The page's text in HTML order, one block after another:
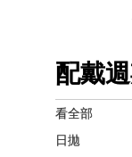
配戴
看全部
日拋